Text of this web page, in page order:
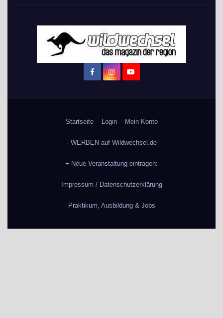
Startseite Login Mein Konto
· WERBEN auf Wildwechsel.de
+ Neue Veranstaltung eintragen:
Impressum / Datenschutzerklärung
Praktikum, Ausbildung & Jobs